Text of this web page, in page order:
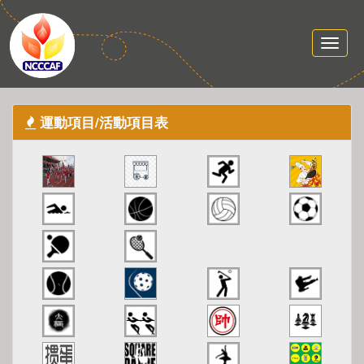
運動項目/活動項目表